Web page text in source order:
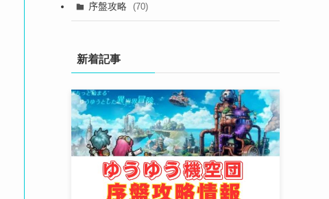
(2)
(3)
(4)
(4)
序盤攻略 (70)
新着記事